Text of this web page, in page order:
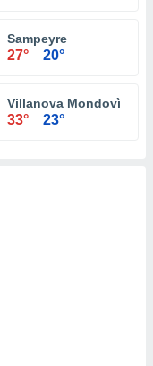
Sampeyre
27° 20°
Villanova Mondovì
33° 23°